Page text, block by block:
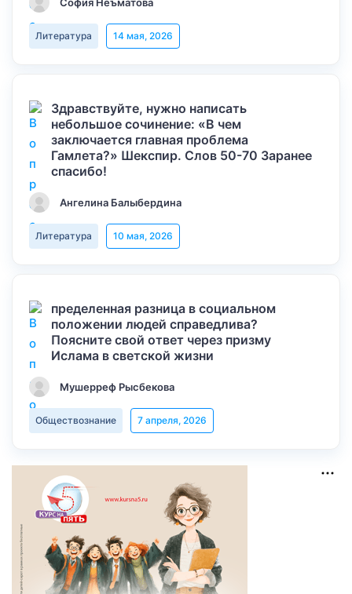
Литература 14 мая, 2026
Здравствуйте, нужно написать
небольшое сочинение: «В чем
заключается главная проблема
Гамлета?» Шекспир. Слов 50-70 Заранее
спасибо!
Ангелина Балыбердина
Литература 10 мая, 2026
пределенная разница в социальном
положении людей справедлива?
Поясните свой ответ через призму
Ислама в светской жизни
Мушерреф Рысбекова
Обществознание 7 апреля, 2026